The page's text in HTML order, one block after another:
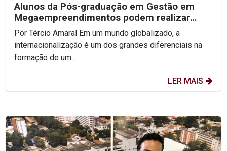
Alunos da Pós-graduação em Gestão em
Megaempreendimentos podem realizar
intercâmbio no exterior
Por Tércio Amaral Em um mundo globalizado, a
internacionalização é um dos grandes diferenciais na
formação de um...
LER MAIS